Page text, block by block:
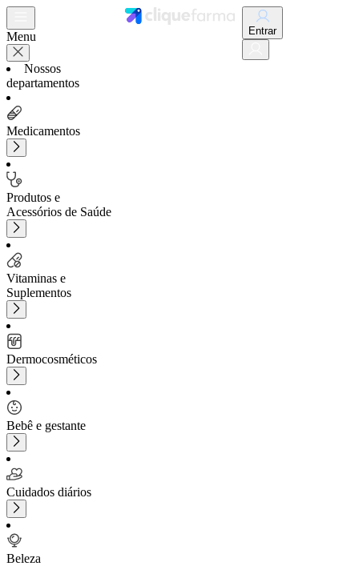
Menu
Nossos
departamentos
Medicamentos
Produtos e
Acessórios de Saúde
Vitaminas e
Suplementos
Dermocosméticos
Bebê e gestante
Cuidados diários
Beleza
Entrar